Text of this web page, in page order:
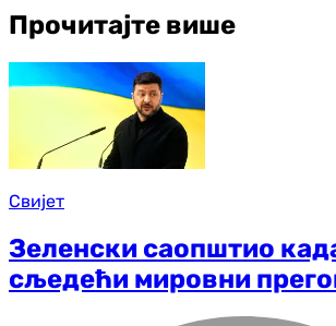
Прочитајте више
Свијет
Зеленски саопштио
сљедећи мировни